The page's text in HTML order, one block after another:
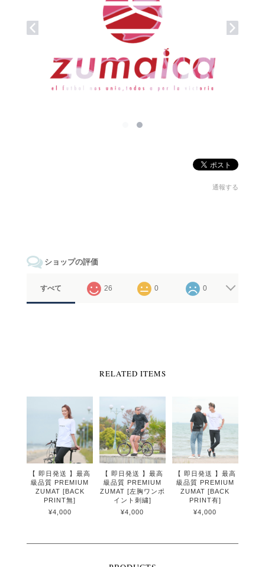
通報する
ショップの評価
すべて 26 0 0
RELATED ITEMS
【 即日発送 】最高
級品質 PREMIUM
ZUMAT [BACK
PRINT無]
¥4,000
【 即日発送 】最高
級品質 PREMIUM
ZUMAT [左胸ワンポ
イント刺繍]
¥4,000
【 即日発送 】最高
級品質 PREMIUM
ZUMAT [BACK
PRINT有]
¥4,000